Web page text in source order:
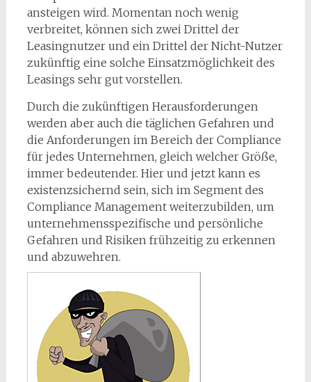
ansteigen wird. Momentan noch wenig
verbreitet, können sich zwei Drittel der
Leasingnutzer und ein Drittel der Nicht-Nutzer
zukünftig eine solche Einsatzmöglichkeit des
Leasings sehr gut vorstellen.
Durch die zukünftigen Herausforderungen
werden aber auch die täglichen Gefahren und
die Anforderungen im Bereich der Compliance
für jedes Unternehmen, gleich welcher Größe,
immer bedeutender. Hier und jetzt kann es
existenzsichernd sein, sich im Segment des
Compliance Management weiterzubilden, um
unternehmensspezifische und persönliche
Gefahren und Risiken frühzeitig zu erkennen
und abzuwehren.